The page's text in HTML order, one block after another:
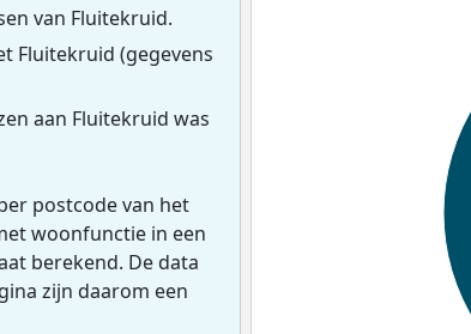
van Fluitekruid.
Fluitekruid (gegevens
aan Fluitekruid was
postcode van het
woonfunctie in een
berekend. De data
zijn daarom een